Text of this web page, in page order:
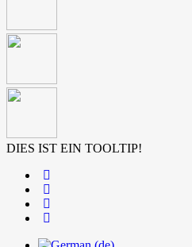
DIES IST EIN TOOLTIP!